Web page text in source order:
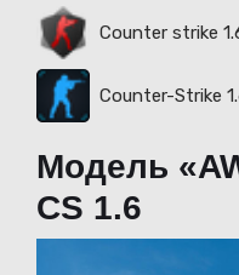
Counter strike
Counter-Strike
Модель
CS 1.6